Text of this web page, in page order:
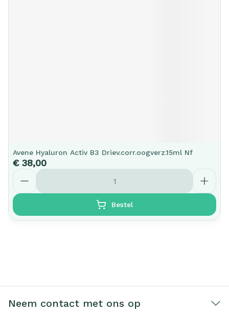
Avene Hyaluron Activ B3 Driev.corr.oogverz.15ml Nf
€ 38,00
Aantal
Bestel
Neem contact met ons op